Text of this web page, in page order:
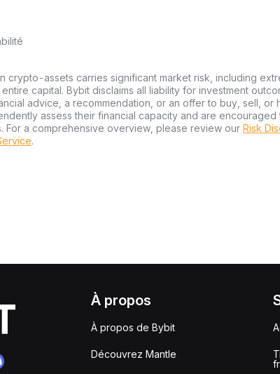
crypto-assets carries significant market risk, including
capital. Bybit disclaims all liability for investment
advice, a recommendation, or an offer to buy, sell, or
assess their financial capacity and are encouraged
For a comprehensive overview, please review our Risk
.
À propos
À propos de Bybit
Découvrez Mantle